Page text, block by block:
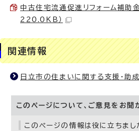
中古住宅流通促進リフォーム補助
220.0KB）
関連情報
日立市の住まいに関する支援・助
このページについて、ご意見をお聞
このページの情報は役に立ちまし